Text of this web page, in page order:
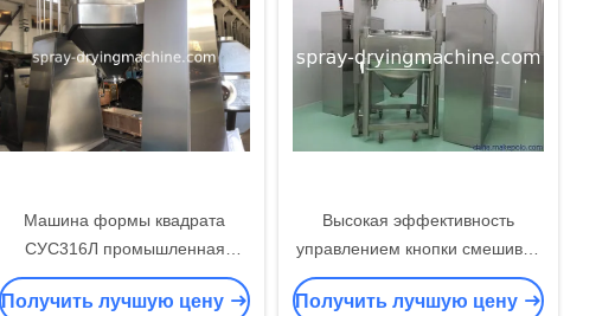
Машина формы квадрата
СУС316Л промышленная
смешивая для порошка и
продукта Партикал
Получить лучшую цену
Высокая эффективность
управлением кнопки смешивая
машины одиночного хоппера
руки промышленная
Получить лучшую цену